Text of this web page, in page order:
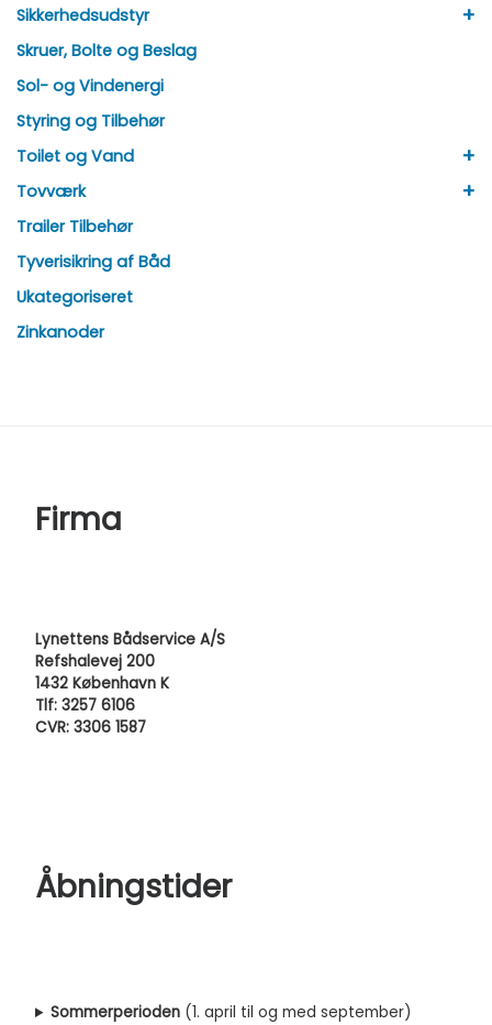
Sikkerhedsudstyr +
Skruer, Bolte og Beslag
Sol- og Vindenergi
Styring og Tilbehør
Toilet og Vand
+
Tovværk +
Trailer Tilbehør
Tyverisikring af Båd
Ukategoriseret
Zinkanoder
Firma
Lynettens Bådservice A/S
Refshalevej 200
1432 København K
Tlf: 3257 6106
CVR: 3306 1587
Åbningstider
Sommerperioden (1. april til og med september)